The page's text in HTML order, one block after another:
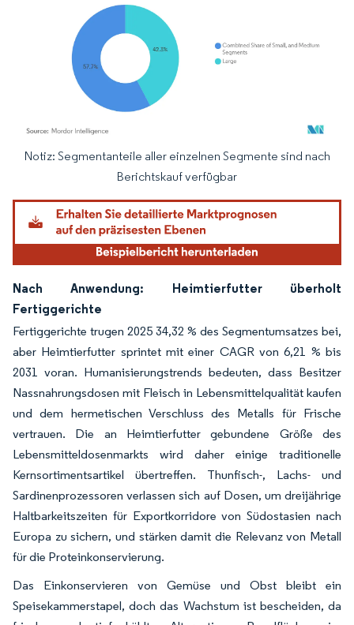
Bild © Mordor Intelligence. Wiederverwendung erfordert Namensnennung
Notiz: Segmentanteile aller einzelnen Segmente sind nach
Berichtskauf verfügbar
Nach Anwendung: Heimtierfutter überholt
Fertiggerichte
Fertiggerichte trugen 2025 34,32 % des Segmentumsatzes bei,
aber Heimtierfutter sprintet mit einer CAGR von 6,21 % bis
2031 voran. Humanisierungstrends bedeuten, dass Besitzer
Nassnahrungsdosen mit Fleisch in Lebensmittelqualität kaufen
und dem hermetischen Verschluss des Metalls für Frische
vertrauen. Die an Heimtierfutter gebundene Größe des
Lebensmitteldosenmarkts wird daher einige traditionelle
Kernsortimentsartikel übertreffen. Thunfisch-, Lachs- und
Sardinenprozessoren verlassen sich auf Dosen, um dreijährige
Haltbarkeitszeiten für Exportkorridore von Südostasien nach
Europa zu sichern, und stärken damit die Relevanz von Metall
für die Proteinkonservierung.
Das Einkonservieren von Gemüse und Obst bleibt ein
Speisekammerstapel, doch das Wachstum ist bescheiden, da